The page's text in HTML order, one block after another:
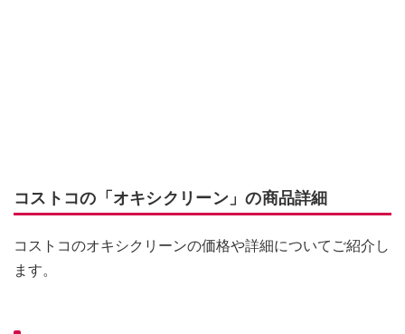
コストコの「オキシクリーン」の商品詳細
コストコのオキシクリーンの価格や詳細についてご紹介し
ます。